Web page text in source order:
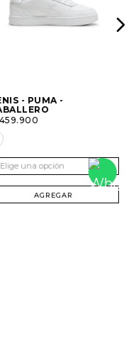
- PUMA -
459.900
Elige una opción
AGREGAR